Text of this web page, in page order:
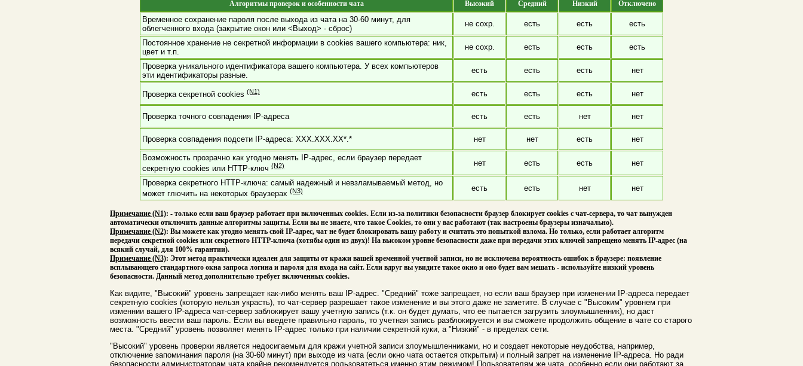
Алгоритмы проверок и особенности чата Высокий Средний Низкий Отключено
Временное сохранение пароля после выхода из чата на 30-60 минут, для
облегченного входа (закрытие окон или <Выход> - сброс)
не сохр. есть есть есть
Постоянное хранение не секретной информации в cookies вашего компьютера: ник,
цвет и т.п.
не сохр. есть есть есть
Проверка уникального идентификатора вашего компьютера. У всех компьютеров
эти идентификаторы разные.
есть есть есть нет
Проверка секретной cookies (N1) есть есть есть нет
Проверка точного совпадения IP-адреса есть есть нет нет
Проверка совпадения подсети IP-адреса: XXX.XXX.XX*.* нет нет есть нет
Возможность прозрачно как угодно менять IP-адрес, если браузер передает
секретную cookies или HTTP-ключ (N2) нет есть есть нет
Проверка секретного HTTP-ключа: самый надежный и невзламываемый метод, но
может глючить на некоторых браузерах (N3) есть есть нет нет
Примечание (N1): - только если ваш браузер работает при включенных cookies. Если из-за политики безопасности браузер блокирует cookies с чат-сервера, то чат вынужден
автоматически отключить данные алгоритмы защиты. Если вы не знаете, что такое Cookies, то они у вас работают (так настроены браузеры изначально).
Примечание (N2): Вы можете как угодно менять свой IP-адрес, чат не будет блокировать вашу работу и считать это попыткой взлома. Но только, если работает алгоритм
передачи секретной cookies или секретного HTTP-ключа (хотябы один из двух)! На высоком уровне безопасности даже при передачи этих ключей запрещено менять IP-адрес (на
всякий случай, для 100% гарантии).
Примечание (N3): Этот метод практически идеален для защиты от кражи вашей временной учетной записи, но не исключена вероятность ошибок в браузере: появление
всплывающего стандартного окна запроса логина и пароля для входа на сайт. Если вдруг вы увидите такое окно и оно будет вам мешать - используйте низкий уровень
безопасности. Данный метод дополнительно требует включенных cookies.
Как видите, "Высокий" уровень запрещает как-либо менять ваш IP-адрес. "Средний" тоже запрещает, но если ваш браузер при изменении IP-адреса передает
секретную cookies (которую нельзя украсть), то чат-сервер разрешает такое изменение и вы этого даже не заметите. В случае с "Высоким" уровнем при
изменнии вашего IP-адреса чат-сервер заблокирует вашу учетную запись (т.к. он будет думать, что ее пытается загрузить злоумышленник), но даст
возможность ввести ваш пароль. Если вы введете правильно пароль, то учетная запись разблокируется и вы сможете продолжить общение в чате со старого
места. "Средний" уровень позволяет менять IP-адрес только при наличии секретной куки, а "Низкий" - в пределах сети.
"Высокий" уровень проверки является недосигаемым для кражи учетной записи злоумышленниками, но и создает некоторые неудобства, например,
отключение запоминания пароля (на 30-60 минут) при выходе из чата (если окно чата остается открытым) и полный запрет на изменение IP-адреса. Но ради
безопасности администраторам чата крайне рекомендуется пользоватеться именно этим режимом! Пользователям же чата, особенно если они работают за